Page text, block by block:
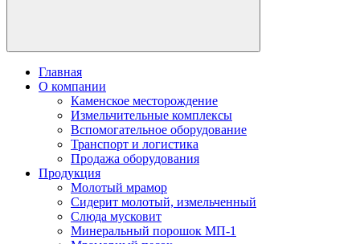
Главная
О компании
Каменское месторождение
Измельчительные комплексы
Вспомогательное оборудование
Транспорт и логистика
Продажа оборудования
Продукция
Молотый мрамор
Сидерит молотый, измельченный
Слюда мусковит
Минеральный порошок МП-1